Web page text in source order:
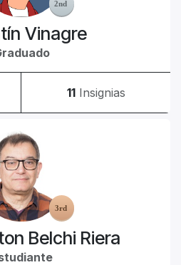
Vinagre
11 Insignias
Belchi Riera